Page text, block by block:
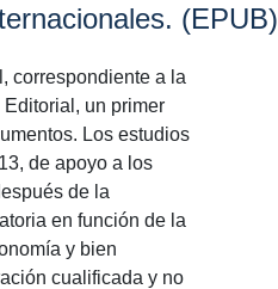
(EPUB)
correspondiente a la
un primer
Los estudios
de apoyo a los
de la
en función de la
y bien
cualificada y no